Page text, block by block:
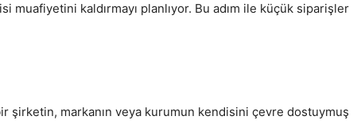
muafiyetini kaldırmayı planlıyor. Bu adım ile küçük siparişler
şirketin, markanın veya kurumun kendisini çevre dostuymuş